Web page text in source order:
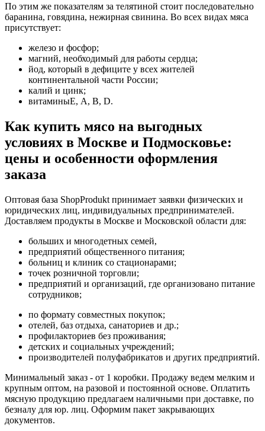
По этим же показателям за телятиной стоит последовательно
баранина, говядина, нежирная свинина. Во всех видах мяса
присутствует:
железо и фосфор;
магний, необходимый для работы сердца;
йод, который в дефиците у всех жителей
континентальной части России;
калий и цинк;
витаминыЕ, А, В, D.
Как купить мясо на выгодных
условиях в Москве и Подмосковье:
цены и особенности оформления
заказа
Оптовая база ShopProdukt принимает заявки физических и
юридических лиц, индивидуальных предпринимателей.
Доставляем продукты в Москве и Московской области для:
больших и многодетных семей,
предприятий общественного питания;
больниц и клиник со стационарами;
точек розничной торговли;
предприятий и организаций, где организовано питание
сотрудников;
по формату совместных покупок;
отелей, баз отдыха, санаториев и др.;
профилакториев без проживания;
детских и социальных учреждений;
производителей полуфабрикатов и других предприятий.
Минимальный заказ - от 1 коробки. Продажу ведем мелким и
крупным оптом, на разовой и постоянной основе. Оплатить
мясную продукцию предлагаем наличными при доставке, по
безналу для юр. лиц. Оформим пакет закрывающих
документов.